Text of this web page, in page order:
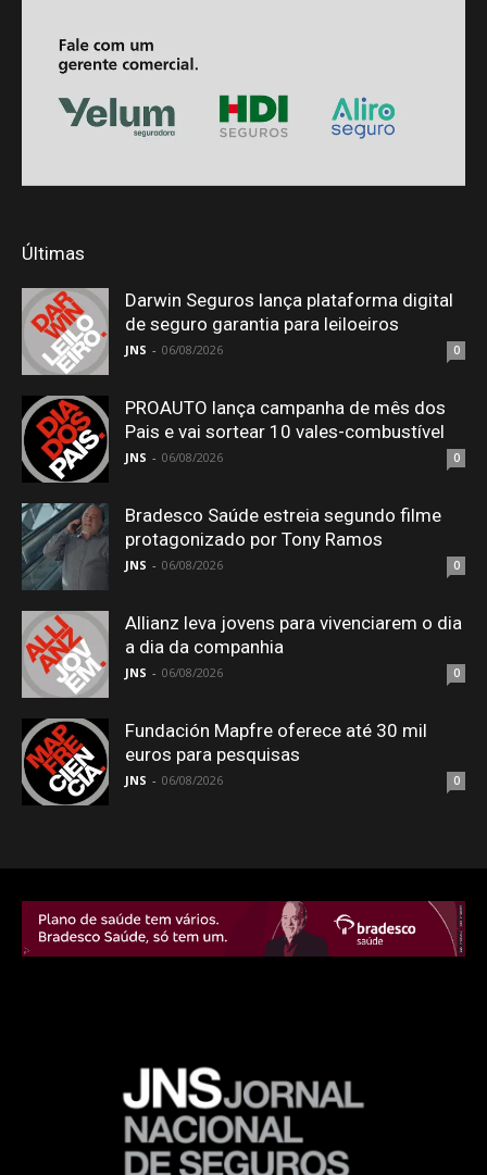
Últimas
Darwin Seguros lança plataforma digital
de seguro garantia para leiloeiros
JNS - 06/08/2026 0
PROAUTO lança campanha de mês dos
Pais e vai sortear 10 vales-combustível
JNS - 06/08/2026 0
Bradesco Saúde estreia segundo filme
protagonizado por Tony Ramos
JNS - 06/08/2026 0
Allianz leva jovens para vivenciarem o dia
a dia da companhia
JNS - 06/08/2026 0
Fundación Mapfre oferece até 30 mil
euros para pesquisas
JNS - 06/08/2026 0